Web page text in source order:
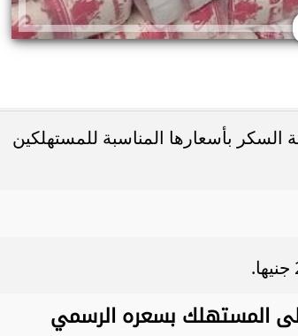
بأسعارها المناسبة للمستهلكين